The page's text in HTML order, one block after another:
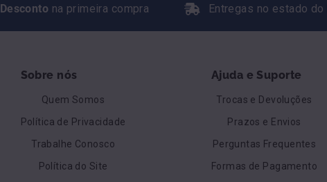
Desconto na primeira compra Entregas no estado do
Sobre nós
Quem Somos
Política de Privacidade
Trabalhe Conosco
Política do Site
Ajuda e Suporte
Trocas e Devoluções
Prazos e Envios
Perguntas Frequentes
Formas de Pagamento